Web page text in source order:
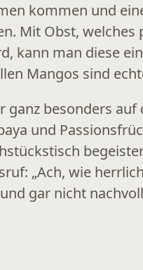
kommen und
Mit Obst, welches
kann man diese
Mangos sind
besonders
und
„Ach, wie
gar nicht